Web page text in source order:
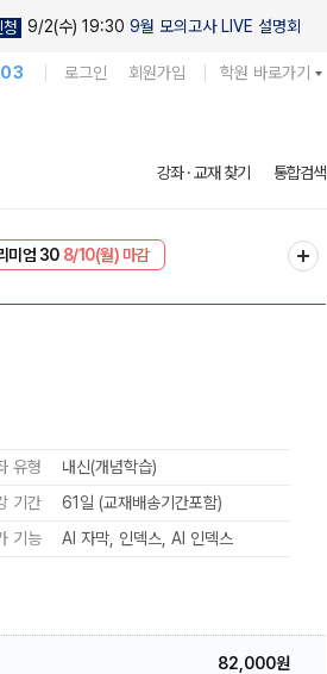
청 9/2(수) 19:30 9월 모의고사 LIVE 설명회
로그인 회원가입 학원 바로가기
강좌 · 교재 찾기 통합검색
미엄 30 8/10(월) 마감
유형
내신(개념학습)
기간
61일 (교재배송기간포함)
기능 AI 자막 인덱스 AI 인덱스
82,000원